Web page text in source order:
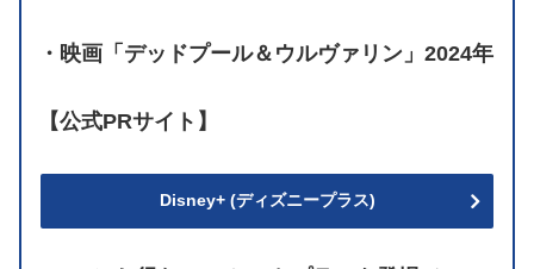
・映画「デッドプール＆ウルヴァリン」2024年
【公式PRサイト】
Disney+ (ディズニープラス)